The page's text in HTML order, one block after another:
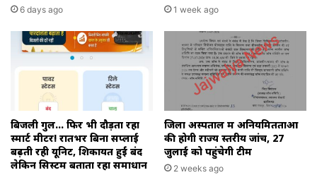
6 days ago 1 week ago
बिजली गुल… फिर भी दौड़ता रहा
स्मार्ट मीटर! रातभर बिना सप्लाई
बढ़ती रही यूनिट, शिकायतें हुईं बंद
लेकिन सिस्टम बताता रहा समाधान
जिला अस्पताल में अनियमितताओं
की होगी राज्य स्तरीय जांच, 27
जुलाई को पहुंचेगी टीम
2 weeks ago